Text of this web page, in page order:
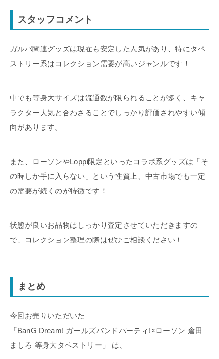
スタッフコメント
ガルパ関連グッズは現在も安定した人気があり、特にタペ
ストリー系はコレクション需要が高いジャンルです！
中でも等身大サイズは流通数が限られることが多く、キャ
ラクター人気と合わさることでしっかり評価されやすい傾
向があります。
また、ローソンやLoppi限定といったコラボ系グッズは「そ
の時しか手に入らない」という性質上、中古市場でも一定
の需要が続くのが特徴です！
状態が良いお品物はしっかり査定させていただきますの
で、コレクション整理の際はぜひご相談ください！
まとめ
今回お売りいただいた
「BanG Dream! ガールズバンドパーティ!×ローソン 倉田
ましろ 等身大タペストリー」 は、